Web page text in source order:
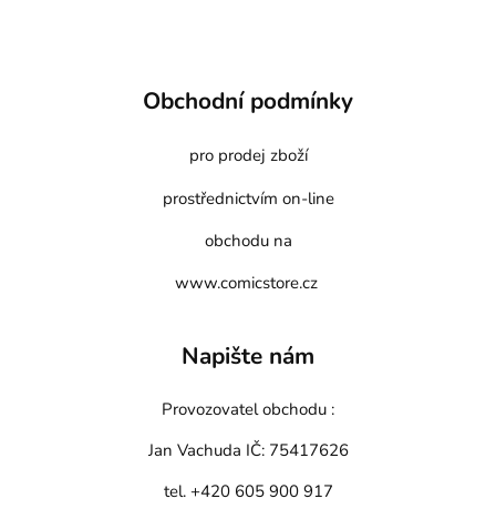
Obchodní podmínky
pro prodej zboží
prostřednictvím on-line
obchodu na
www.comicstore.cz
Napište nám
Provozovatel obchodu :
Jan Vachuda IČ: 75417626
tel. +420 605 900 917